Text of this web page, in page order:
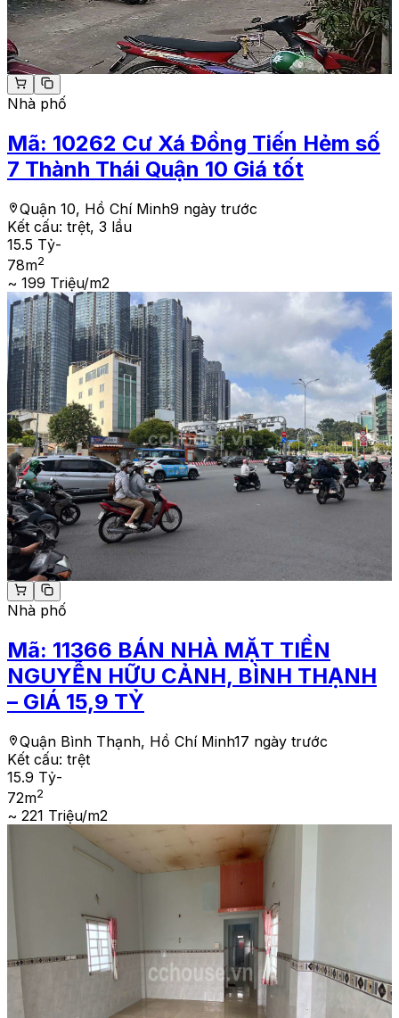
Nhà phố
Mã: 10262 Cư Xá Đồng Tiến Hẻm số
7 Thành Thái Quận 10 Giá tốt
Quận 10, Hồ Chí Minh9 ngày trước
Kết cấu: trệt, 3 lầu
15.5 Tỷ-
78m2
~ 199 Triệu/m2
Nhà phố
Mã: 11366 BÁN NHÀ MẶT TIỀN
NGUYỄN HỮU CẢNH, BÌNH THẠNH
– GIÁ 15,9 TỶ
Quận Bình Thạnh, Hồ Chí Minh17 ngày trước
Kết cấu: trệt
15.9 Tỷ-
72m2
~ 221 Triệu/m2